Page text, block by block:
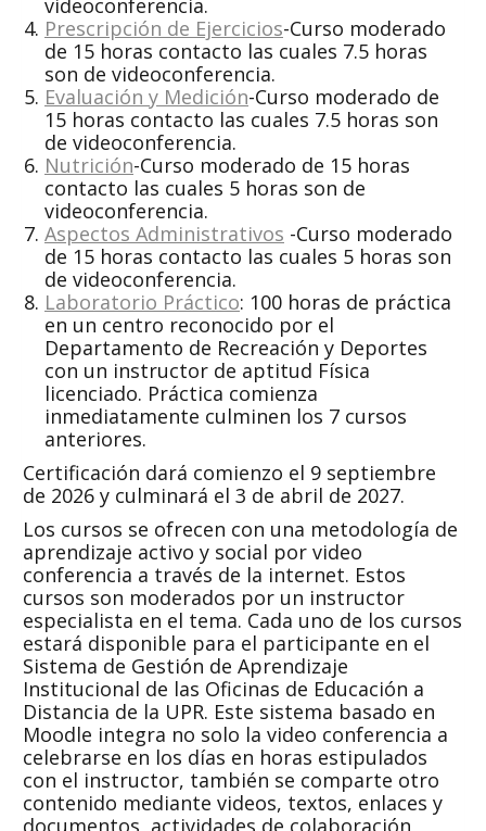
videoconferencia.
Prescripción de Ejercicios-Curso moderado
de 15 horas contacto las cuales 7.5 horas
son de videoconferencia.
Evaluación y Medición-Curso moderado de
15 horas contacto las cuales 7.5 horas son
de videoconferencia.
Nutrición-Curso moderado de 15 horas
contacto las cuales 5 horas son de
videoconferencia.
Aspectos Administrativos -Curso moderado
de 15 horas contacto las cuales 5 horas son
de videoconferencia.
Laboratorio Práctico: 100 horas de práctica
en un centro reconocido por el
Departamento de Recreación y Deportes
con un instructor de aptitud Física
licenciado. Práctica comienza
inmediatamente culminen los 7 cursos
anteriores.
Certificación dará comienzo el 9 septiembre
de 2026 y culminará el 3 de abril de 2027.
Los cursos se ofrecen con una metodología de
aprendizaje activo y social por video
conferencia a través de la internet. Estos
cursos son moderados por un instructor
especialista en el tema. Cada uno de los cursos
estará disponible para el participante en el
Sistema de Gestión de Aprendizaje
Institucional de las Oficinas de Educación a
Distancia de la UPR. Este sistema basado en
Moodle integra no solo la video conferencia a
celebrarse en los días en horas estipulados
con el instructor, también se comparte otro
contenido mediante videos, textos, enlaces y
documentos, actividades de colaboración